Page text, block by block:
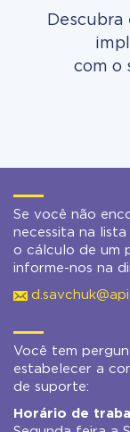
Descubra
com o
Se você não
necessita na
o cálculo de um
informe-nos na
Você tem
estabelecer a
de suporte:
Horário de